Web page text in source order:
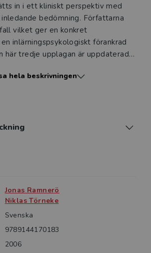
in i ett kliniskt perspektiv med
bedömning. Författarna
vilket ger en konkret
inlärningspsykologiskt förankrad
här tredje upplagan är uppdaterad
vårdområden.
hela beskrivningen
Jonas Ramnerö
Niklas Törneke
Svenska
9789144170183
2006